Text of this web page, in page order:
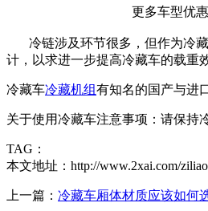
更多车型优
冷链涉及环节很多，但作为冷
计，以求进一步提高冷藏车的载重
冷藏车冷藏机组有知名的国产与进
关于使用冷藏车注意事项：请保持
TAG：
本文地址：http://www.2xai.com/
上一篇： 冷藏车厢体材质应该如何